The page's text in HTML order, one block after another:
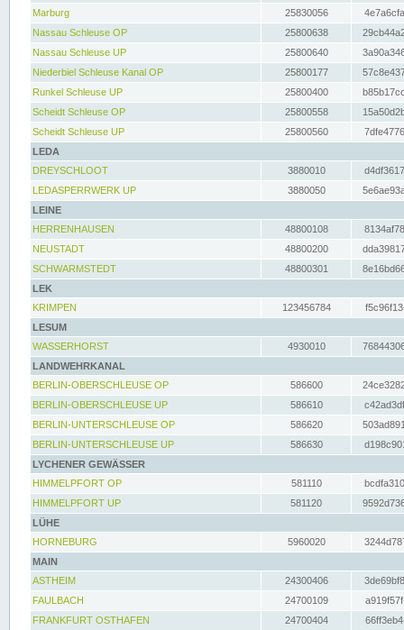
Marburg
25830056
Nassau Schleuse OP
25800638
Nassau Schleuse UP
25800640
Niederbiel Schleuse Kanal OP
25800177
Runkel Schleuse UP
25800400
Scheidt Schleuse OP
25800558
Scheidt Schleuse UP
25800560
LEDA
DREYSCHLOOT
3880010
LEDASPERRWERK UP
3880050
LEINE
HERRENHAUSEN
48800108
NEUSTADT
48800200
SCHWARMSTEDT
48800301
LEK
KRIMPEN
123456784
LESUM
WASSERHORST
4930010
LANDWEHRKANAL
BERLIN-OBERSCHLEUSE OP
586600
BERLIN-OBERSCHLEUSE UP
586610
BERLIN-UNTERSCHLEUSE OP
586620
BERLIN-UNTERSCHLEUSE UP
586630
LYCHENER GEWÄSSER
HIMMELPFORT OP
581110
HIMMELPFORT UP
581120
LÜHE
HORNEBURG
5960020
MAIN
ASTHEIM
24300406
FAULBACH
24700109
FRANKFURT OSTHAFEN
24700404